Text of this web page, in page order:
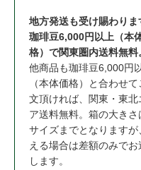
地方発送も受け賜わりま
珈琲豆6,000円以上（本
格）で関東圏内送料無料
他商品も珈琲豆6,000円
（本体価格）と合わせて
文頂ければ、関東・東北
ア送料無料。箱の大きさ
サイズまでとなりますが
える場合は差額のみでお
します。